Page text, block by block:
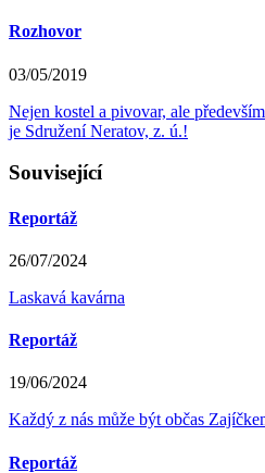
Rozhovor
03/05/2019
Nejen kostel a pivovar, ale
je Sdružení Neratov, z. ú.!
Související
Reportáž
26/07/2024
Laskavá kavárna
Reportáž
19/06/2024
Každý z nás může být občas
Reportáž